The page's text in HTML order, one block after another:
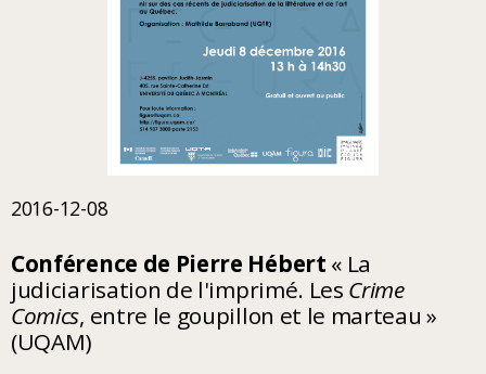
2016-12-08
Conférence de Pierre Hébert « La
judiciarisation de l'imprimé. Les Crime
Comics, entre le goupillon et le marteau »
(UQAM)